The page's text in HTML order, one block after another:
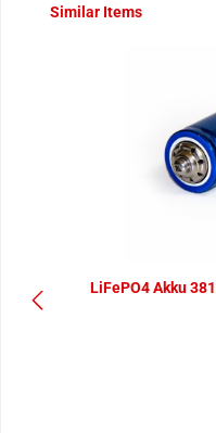
Produktgalerie überspringen
Similar Items
LiFePO4 Akku